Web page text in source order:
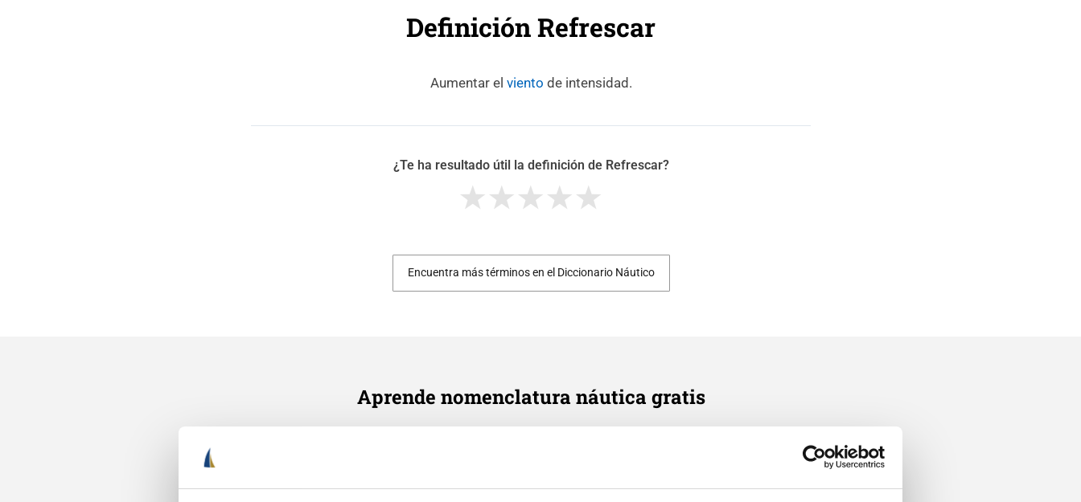
Definición Refrescar
Aumentar el viento de intensidad.
¿Te ha resultado útil la definición de Refrescar?
Encuentra más términos en el Diccionario Náutico
Aprende nomenclatura náutica gratis